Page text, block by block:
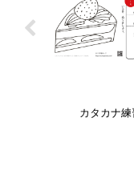
カタカナ練